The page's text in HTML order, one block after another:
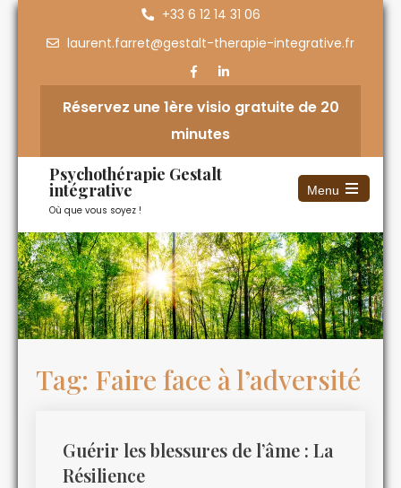
+33 6 12 14 31 06
laurent.farret@gestalt-therapie-integrative.fr
Réservez une 1ère visio gratuite de 20
minutes
Psychothérapie Gestalt
intégrative
Où que vous soyez !
Menu
Tag: Faire face à l’adversité
Guérir les blessures de l’âme : La
Résilience